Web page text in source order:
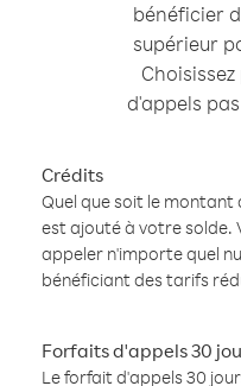
bénéficier
supérieur
d'appels
Crédits
Quel que soit le
est ajouté à votre solde.
appeler n'importe quel
bénéficiant des tarifs
Forfaits d'appels 30
Le forfait d'appels 30